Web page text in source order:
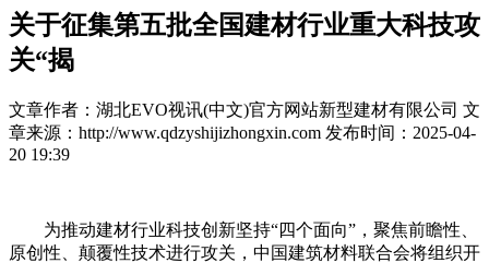
关于征集第五批全国建材行业重大科技攻
关“揭
文章作者：湖北EVO视讯(中文)官方网站新型建材有限公司 文
章来源：http://www.qdzyshijizhongxin.com 发布时间：2025-04-
20 19:39
为推动建材行业科技创新坚持“四个面向”，聚焦前瞻性、
原创性、颠覆性技术进行攻关，中国建筑材料联合会将组织开